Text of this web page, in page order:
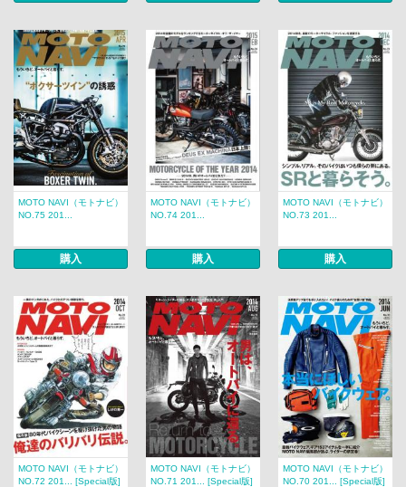
MOTO NAVI（モトナビ）
NO.75 201...
購入
MOTO NAVI（モトナビ）
NO.74 201...
購入
MOTO NAVI（モトナビ）
NO.73 201...
購入
MOTO NAVI（モトナビ）
NO.72 201... [Special版]
MOTO NAVI（モトナビ）
NO.71 201... [Special版]
MOTO NAVI（モトナビ）
NO.70 201... [Special版]